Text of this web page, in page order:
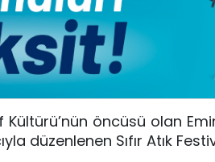
Kültürü’nün öncüsü olan
düzenlenen Sıfır Atık